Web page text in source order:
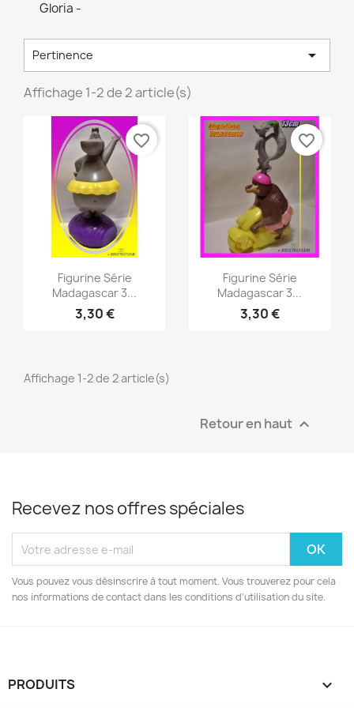
Gloria -
Pertinence 
Affichage 1-2 de 2 article(s)
Aperçu rapide
Figurine Série
Madagascar 3...
3,30 €
favorite_border
Aperçu rapide
Figurine Série
Madagascar 3...
3,30 €
favorite_border
Affichage 1-2 de 2 article(s)
Retour en haut 
Recevez nos offres spéciales
Vous pouvez vous désinscrire à tout moment. Vous trouverez pour cela
nos informations de contact dans les conditions d'utilisation du site.
PRODUITS 